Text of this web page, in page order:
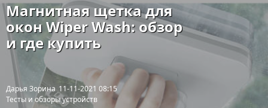
Магнитная щетка для
окон Wiper Wash: обзор
и где купить
Дарья Зорина 11-11-2021 08:15
Тесты и обзоры устройств